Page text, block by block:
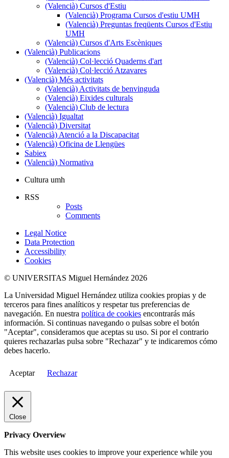
(Valencià) Cursos d'Estiu
(Valencià)
Cursos
d'Estiu
(Valencià) Programa Cursos d'estiu UMH
(Valencià) Preguntas freqüents Cursos d'Estiu
UMH
(Valencià) Cursos d'Arts Escèniques
(Valencià) Publicacions
(Valencià)
Publicacions
(Valencià) Col·lecció Quaderns d'art
(Valencià) Col·lecció Atzavares
(Valencià) Més activitats
(Valencià)
Més
activitats
(Valencià) Activitats de benvinguda
(Valencià) Eixides culturals
(Valencià) Club de lectura
(Valencià) Igualtat
(Valencià) Diversitat
(Valencià) Atenció a la Discapacitat
(Valencià) Oficina de Llengües
Sabiex
(Valencià) Normativa
Cultura umh
RSS
Posts
Comments
Legal Notice
Data Protection
Accessibility
Cookies
© UNIVERSITAS Miguel Hernández 2026
La Universidad Miguel Hernández utiliza cookies propias y de
terceros para fines analíticos y respetar tus preferencias de
navegación. En nuestra política de cookies encontrarás más
información. Si continuas navegando o pulsas sobre el botón
"Aceptar", consideramos que aceptas su uso. Si por el contrario
quieres rechazarlas pulsa sobre "Rechazar" y te indicaremos cómo
debes hacerlo.
Aceptar Rechazar
Close
Privacy Overview
This website uses cookies to improve your experience while you